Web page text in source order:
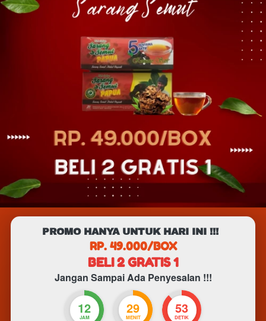
PROMO HANYA UNTUK HARI INI !!!
RP. 49.000/BOX
BELI 2 GRATIS 1
Jangan Sampai Ada Penyesalan !!!
12
JAM
29
MENIT
52
DETIK